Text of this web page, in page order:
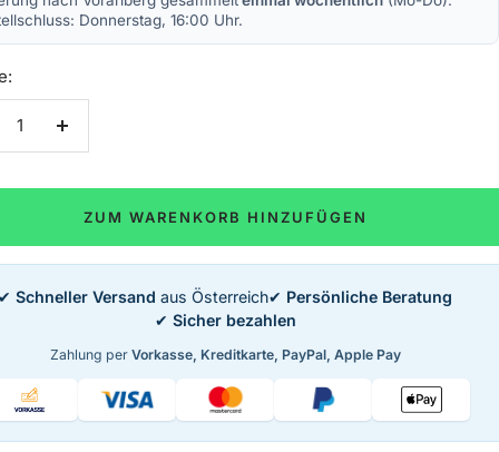
Donnerstag, 16:00 Uhr.
Menge
ZUM WARENKORB HINZUFÜGEN
Schneller Versand aus Österreich✔ Persönliche Beratung
✔ Sicher bezahlen
Zahlung per Vorkasse, Kreditkarte, PayPal, Apple Pay